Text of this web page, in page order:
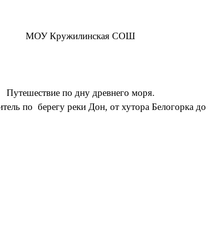
МОУ Кружилинская СОШ
Путешествие по дну древнего моря.
по берегу реки Дон, от хутора Белогорка